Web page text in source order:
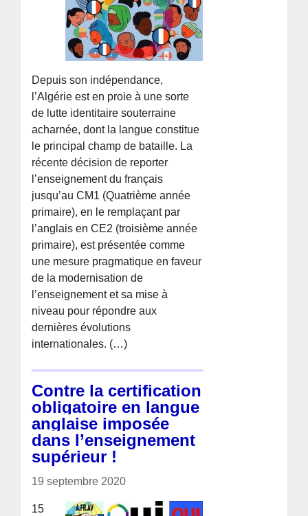
Depuis son indépendance,
l’Algérie est en proie à une sorte
de lutte identitaire souterraine
acharnée, dont la langue constitue
le principal champ de bataille. La
récente décision de reporter
l’enseignement du français
jusqu’au CM1 (Quatrième année
primaire), en le remplaçant par
l’anglais en CE2 (troisième année
primaire), est présentée comme
une mesure pragmatique en faveur
de la modernisation de
l’enseignement et sa mise à
niveau pour répondre aux
dernières évolutions
internationales. (…)
Contre la certification
obligatoire en langue
anglaise imposée
dans l’enseignement
supérieur !
19 septembre 2020
15